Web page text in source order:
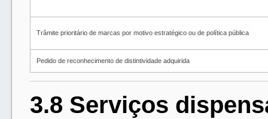
Trâmite prioritário de marcas por motivo estratégico ou de política pública
Pedido de reconhecimento de distintividade adquirida
3.8 Serviços